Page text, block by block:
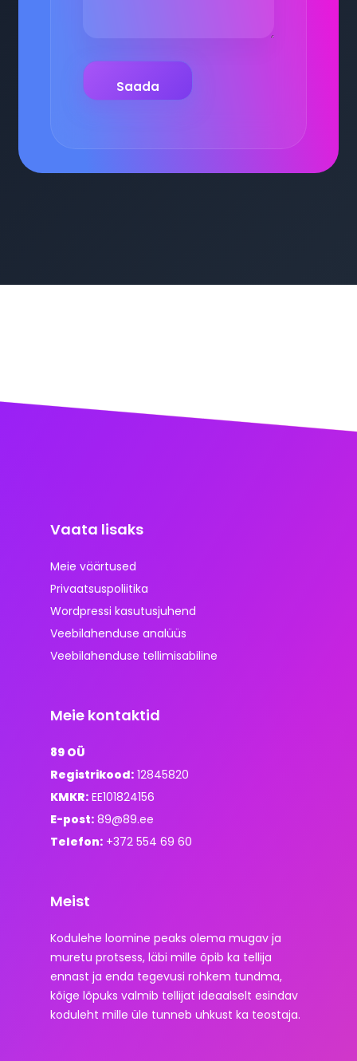
Vaata lisaks
Meie väärtused
Privaatsuspoliitika
Wordpressi kasutusjuhend
Veebilahenduse analüüs
Veebilahenduse tellimisabiline
Meie kontaktid
89 OÜ
Registrikood: 12845820
KMKR: EE101824156
E-post: 89@89.ee
Telefon: +372 554 69 60
Meist
Kodulehe loomine peaks olema mugav ja
muretu protsess, läbi mille õpib ka tellija
ennast ja enda tegevusi rohkem tundma,
kõige lõpuks valmib tellijat ideaalselt esindav
koduleht mille üle tunneb uhkust ka teostaja.